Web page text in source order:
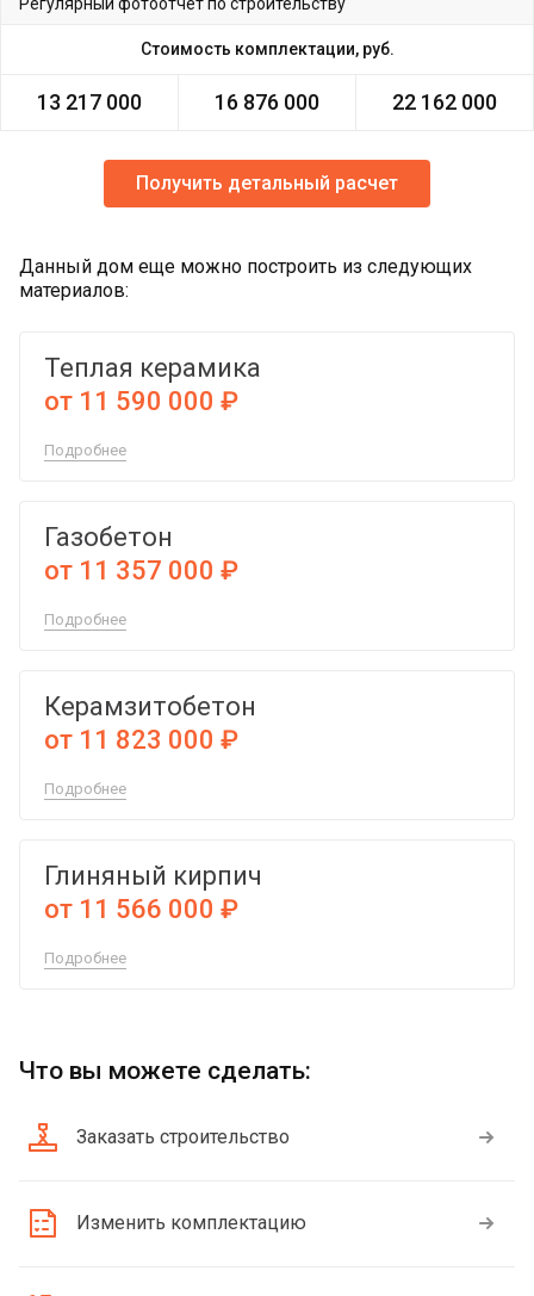
Стоимость комплектации, руб.
13 217 000 16 876 000 22 162 000
Получить детальный расчет
Данный дом еще можно построить из следующих
материалов:
Теплая керамика
от 11 590 000 ₽
Подробнее
Газобетон
от 11 357 000 ₽
Подробнее
Керамзитобетон
от 11 823 000 ₽
Подробнее
Глиняный кирпич
от 11 566 000 ₽
Подробнее
Что вы можете сделать:
Заказать строительство
Изменить комплектацию